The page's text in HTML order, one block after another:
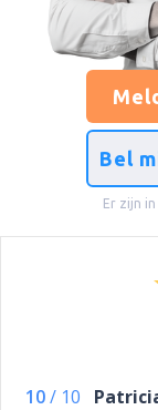
Bel
Er zijn in
10/ 10